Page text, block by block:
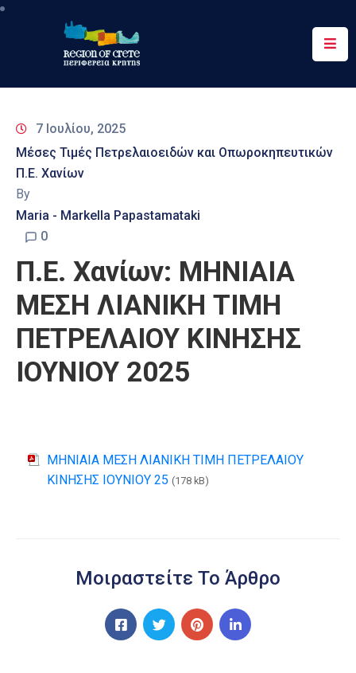
Περιφέρεια
&
Δράσεις
Ψηφιακές
Υπηρεσίες
Επικοινωνία
7 Ιουλίου, 2025
Μέσες Τιμές Πετρελαιοειδών και Οπωροκηπευτικών
Π.Ε. Χανίων
By
Maria - Markella Papastamataki
0
Π.Ε. Χανίων: ΜΗΝΙΑΙΑ
ΜΕΣΗ ΛΙΑΝΙΚΗ ΤΙΜΗ
ΠΕΤΡΕΛΑΙΟΥ ΚΙΝΗΣΗΣ
ΙΟΥΝΙΟΥ 2025
ΜΗΝΙΑΙΑ ΜΕΣΗ ΛΙΑΝΙΚΗ ΤΙΜΗ ΠΕΤΡΕΛΑΙΟΥ
ΚΙΝΗΣΗΣ ΙΟΥΝΙΟΥ 25 (178 kB)
Μοιραστείτε Το Άρθρο